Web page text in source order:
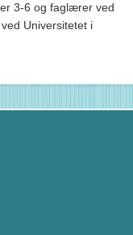
3-6 og faglærer ved
Universitetet i